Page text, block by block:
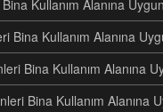
Kullanım Alanına
Bina Kullanım Alanına
Bina Kullanım Alanına
Bina Kullanım Alanına